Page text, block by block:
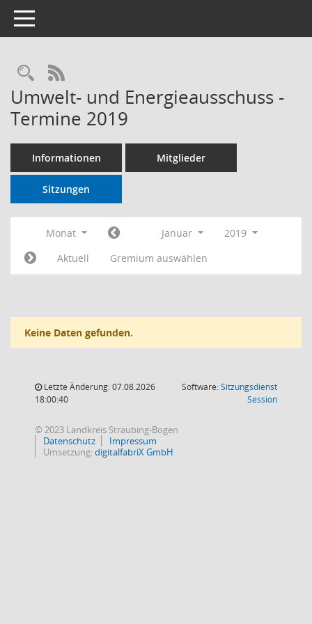
Toggle navigation
RSS-Feed
Umwelt- und Energieausschuss -
Termine 2019
Informationen Mitglieder
Sitzungen
Monat Januar
2019
Aktuell
Gremium auswählen
Keine Daten gefunden.
Letzte Änderung: 07.08.2026
18:00:40
Software:Sitzungsdienst
Session(Wird in
© 2023 Landkreis Straubing-Bogen
Datenschutz
Impressum
Umsetzung:digitalfabriX GmbH